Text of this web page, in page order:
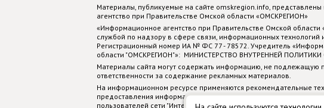
Материалы, публикуемые на сайте omskregion.info,
агентство при Правительстве Омской области «ОМСКРЕГИОН»
«Информационное агентство при Правительстве Омской
службой по надзору в сфере связи, информационных
Регистрационный номер ИА № ФС 77 - 78572. Учредитель
области "ОМСКРЕГИОН"»: МИНИСТЕРСТВО ВНУТРЕННЕЙ
Материалы сайта могут содержать информацию, не подлежащую
ответственности за содержание рекламных материалов.
На информационном ресурсе применяются рекомендательные
предоставления информации на основе сбора, систематизации
пользователей сети "Интернет", находящихся на территории